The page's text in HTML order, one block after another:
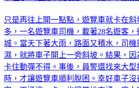
只是再往上開一點點，遊覽車就卡在斜
多，一名遊覽車司機，載著28名遊客
城。當天下著大雨，路面又積水，司
濕，就將車子開上一旁斜坡。結果，
卡住動彈不得。事後，員警還找來大
時，才讓遊覽車順利脫困。幸好車子